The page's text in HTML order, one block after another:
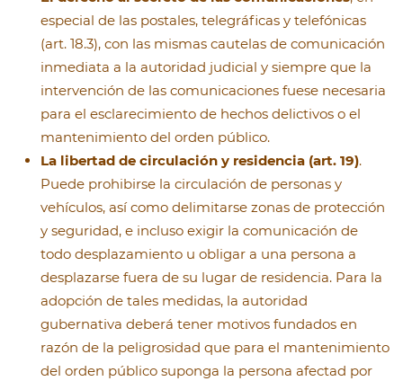
especial de las postales, telegráficas y telefónicas
(art. 18.3), con las mismas cautelas de comunicación
inmediata a la autoridad judicial y siempre que la
intervención de las comunicaciones fuese necesaria
para el esclarecimiento de hechos delictivos o el
mantenimiento del orden público.
La libertad de circulación y residencia (art. 19).
Puede prohibirse la circulación de personas y
vehículos, así como delimitarse zonas de protección
y seguridad, e incluso exigir la comunicación de
todo desplazamiento u obligar a una persona a
desplazarse fuera de su lugar de residencia. Para la
adopción de tales medidas, la autoridad
gubernativa deberá tener motivos fundados en
razón de la peligrosidad que para el mantenimiento
del orden público suponga la persona afectad por